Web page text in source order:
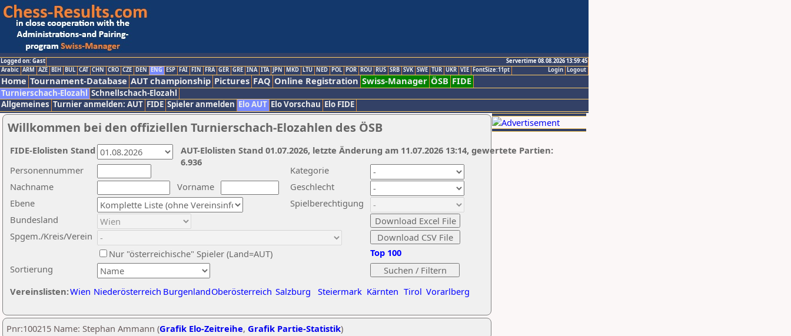
Logged on: Gast
Servertime 08.08.2026 13:59:45
Logout
Login
Arabic ARM AZE BIH BUL CAT CHN CRO CZE DEN ENG ESP FAI FIN FRA GER GRE INA ITA JPN MKD LTU NED POL POR ROU RUS SRB SVK SWE TUR UKR VIE FontSize:11pt
Home Tournament-Database AUT championship Pictures FAQ Online Registration Swiss-Manager ÖSB FIDE
Turnierschach-Elozahl Schnellschach-Elozahl
Allgemeines Turnier anmelden: AUT FIDE Spieler anmelden Elo AUT Elo Vorschau Elo FIDE
Willkommen bei den offiziellen Turnierschach-Elozahlen des ÖSB
Nachname
Vorname
Ebene
Kategorie
Sortierung
Personennummer
Bundesland
Spgem./Kreis/Verein
Geschlecht
Nur "österreichische" Spieler (Land=AUT)
Spielberechtigung
Vereinslisten:Wien Niederösterreich BurgenlandOberösterreich Salzburg Steiermark Kärnten Tirol Vorarlberg
Top 100
AUT-Elolisten Stand 01.07.2026, letzte Änderung am 11.07.2026 13:14, gewertete Partien:
6.936
FIDE-Elolisten Stand
Pnr:100215 Name: Stephan Ammann (Grafik Elo-Zeitreihe, Grafik Partie-Statistik)